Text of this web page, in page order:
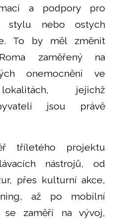
a podpory pro
stylu nebo ostych
To by měl změnit
zaměřený na
onemocnění ve
jejichž
jsou právě
tříletého projektu
nástrojů, od
přes kulturní akce,
až po mobilní
se zaměří na vývoj,